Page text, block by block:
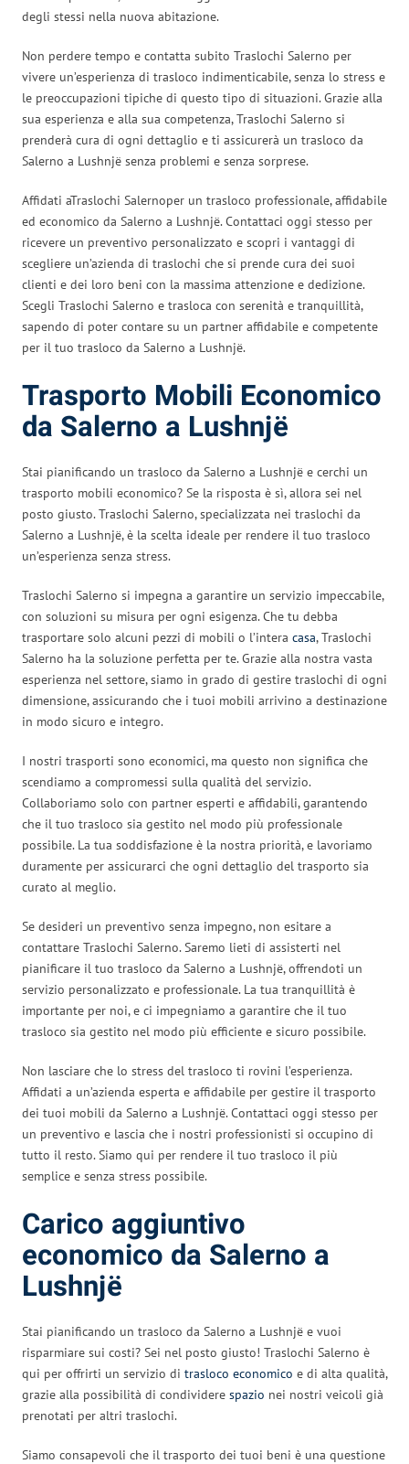
degli stessi nella nuova abitazione.
Non perdere tempo e contatta subito Traslochi Salerno per
vivere un’esperienza di trasloco indimenticabile, senza lo stress e
le preoccupazioni tipiche di questo tipo di situazioni. Grazie alla
sua esperienza e alla sua competenza, Traslochi Salerno si
prenderà cura di ogni dettaglio e ti assicurerà un trasloco da
Salerno a Lushnjë senza problemi e senza sorprese.
Affidati aTraslochi Salernoper un trasloco professionale, affidabile
ed economico da Salerno a Lushnjë. Contattaci oggi stesso per
ricevere un preventivo personalizzato e scopri i vantaggi di
scegliere un’azienda di traslochi che si prende cura dei suoi
clienti e dei loro beni con la massima attenzione e dedizione.
Scegli Traslochi Salerno e trasloca con serenità e tranquillità,
sapendo di poter contare su un partner affidabile e competente
per il tuo trasloco da Salerno a Lushnjë.
Trasporto Mobili Economico
da Salerno a Lushnjë
Stai pianificando un trasloco da Salerno a Lushnjë e cerchi un
trasporto mobili economico? Se la risposta è sì, allora sei nel
posto giusto. Traslochi Salerno, specializzata nei traslochi da
Salerno a Lushnjë, è la scelta ideale per rendere il tuo trasloco
un’esperienza senza stress.
Traslochi Salerno si impegna a garantire un servizio impeccabile,
con soluzioni su misura per ogni esigenza. Che tu debba
trasportare solo alcuni pezzi di mobili o l’intera casa, Traslochi
Salerno ha la soluzione perfetta per te. Grazie alla nostra vasta
esperienza nel settore, siamo in grado di gestire traslochi di ogni
dimensione, assicurando che i tuoi mobili arrivino a destinazione
in modo sicuro e integro.
I nostri trasporti sono economici, ma questo non significa che
scendiamo a compromessi sulla qualità del servizio.
Collaboriamo solo con partner esperti e affidabili, garantendo
che il tuo trasloco sia gestito nel modo più professionale
possibile. La tua soddisfazione è la nostra priorità, e lavoriamo
duramente per assicurarci che ogni dettaglio del trasporto sia
curato al meglio.
Se desideri un preventivo senza impegno, non esitare a
contattare Traslochi Salerno. Saremo lieti di assisterti nel
pianificare il tuo trasloco da Salerno a Lushnjë, offrendoti un
servizio personalizzato e professionale. La tua tranquillità è
importante per noi, e ci impegniamo a garantire che il tuo
trasloco sia gestito nel modo più efficiente e sicuro possibile.
Non lasciare che lo stress del trasloco ti rovini l’esperienza.
Affidati a un’azienda esperta e affidabile per gestire il trasporto
dei tuoi mobili da Salerno a Lushnjë. Contattaci oggi stesso per
un preventivo e lascia che i nostri professionisti si occupino di
tutto il resto. Siamo qui per rendere il tuo trasloco il più
semplice e senza stress possibile.
Carico aggiuntivo
economico da Salerno a
Lushnjë
Stai pianificando un trasloco da Salerno a Lushnjë e vuoi
risparmiare sui costi? Sei nel posto giusto! Traslochi Salerno è
qui per offrirti un servizio di trasloco economico e di alta qualità,
grazie alla possibilità di condividere spazio nei nostri veicoli già
prenotati per altri traslochi.
Siamo consapevoli che il trasporto dei tuoi beni è una questione